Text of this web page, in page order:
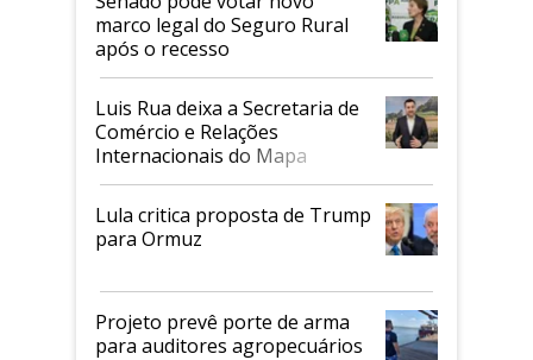
marco legal do Seguro Rural
após o recesso
Luis Rua deixa a Secretaria de
Comércio e Relações
Internacionais do Mapa
Lula critica proposta de Trump
para Ormuz
Projeto prevê porte de arma
para auditores agropecuários